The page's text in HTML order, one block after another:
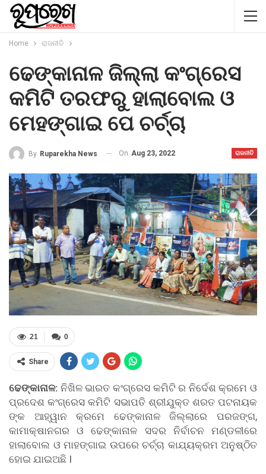
Home ରାଜନୀତି
ଢେଙ୍କାନାଳ ଜିଲ୍ଲା କଂଗ୍ରେସ
କମିଟି ତରଫରୁ ହାଲାବୋଲ ଓ
ମେହଙ୍ଗାଇ ପେ ଚର୍ଚ୍ଚା
ରାଜନୀତି
By Ruparekha News On Aug 23, 2022
0
21
Share
ଢେଙ୍କାନାଳ: ନିଖିଳ ଭାରତ କଂଗ୍ରେସ କମିଟି ର ନିର୍ଦେଶ କ୍ରମେ ଓ
ପ୍ରଦେଶ କଂଗ୍ରେସ କମିଟି ସଭାପତି ଶ୍ରୀଯୁକ୍ତ ଶରତ ପଟନାୟକ
ଙ୍କ ଆହ୍ୱାନ କ୍ରମେ ଢେଙ୍କାନାଳ ଜିଲ୍ଲାରେ ପରଜଙ୍ଗ,
କାମାକ୍ଷାନଗର ଓ ଢେଙ୍କାନାଳ ସଦର ନିର୍ବାଚନ ମଣ୍ଡଳୀରେ
ହାଲାବୋଲ ଓ ମାହଙ୍ଗାଇ ଉପରେ ଚର୍ଚ୍ଚା କାଯ୍ୟକ୍ରମ ଅନୁଷ୍ଠିତ
ହୋଇ ଯାଇଅଛି I